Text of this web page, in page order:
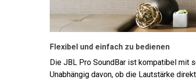
Flexibel und einfach zu bedienen
Die JBL Pro SoundBar ist kompatibel mit
Unabhängig davon, ob die Lautstärke